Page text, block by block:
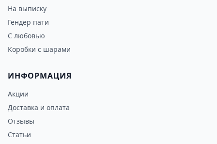
На выписку
Гендер пати
С любовью
Коробки с шарами
ИНФОРМАЦИЯ
Акции
Доставка и оплата
Отзывы
Статьи